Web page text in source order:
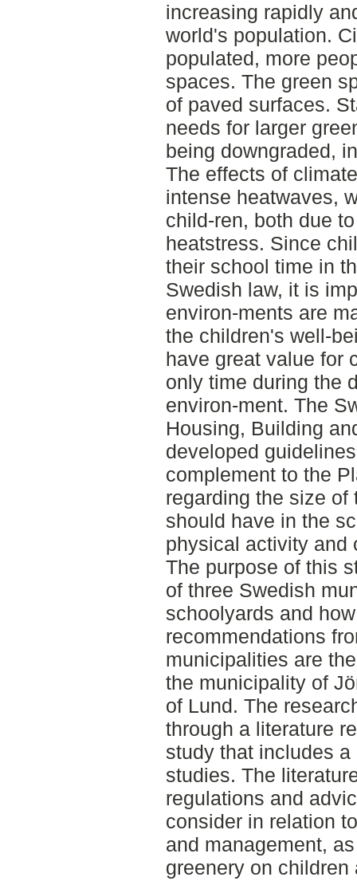
increasing rapidly
world's population.
populated, more
spaces. The green
of paved surfaces.
needs for larger
being downgraded,
The effects of
intense heatwaves,
child-ren, both due
heatstress. Since
their school time in
Swedish law, it is
environ-ments are
the children's well-
have great value for
only time during the
environ-ment. The
Housing, Building
developed
complement to the
regarding the size of
should have in the
physical activity and
The purpose of this
of three Swedish
schoolyards and
recommendations
municipalities are
the municipality of
of Lund. The
through a literature
study that includes
studies. The
regulations and
consider in relation
and management,
greenery on